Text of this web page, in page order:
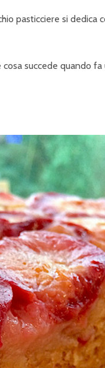
pasticciere si dedica
succede quando fa